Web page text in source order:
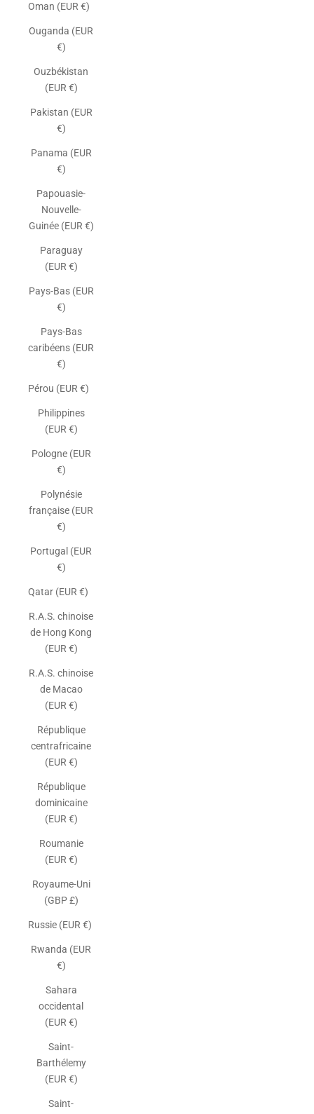
Oman (EUR €)
Ouganda (EUR
€)
Ouzbékistan
(EUR €)
Pakistan (EUR
€)
Panama (EUR
€)
Papouasie-
Nouvelle-
Guinée (EUR €)
Paraguay
(EUR €)
Pays-Bas (EUR
€)
Pays-Bas
caribéens (EUR
€)
Pérou (EUR €)
Philippines
(EUR €)
Pologne (EUR
€)
Polynésie
française (EUR
€)
Portugal (EUR
€)
Qatar (EUR €)
R.A.S. chinoise
de Hong Kong
(EUR €)
R.A.S. chinoise
de Macao
(EUR €)
République
centrafricaine
(EUR €)
République
dominicaine
(EUR €)
Roumanie
(EUR €)
Royaume-Uni
(GBP £)
Russie (EUR €)
Rwanda (EUR
€)
Sahara
occidental
(EUR €)
Saint-
Barthélemy
(EUR €)
Saint-